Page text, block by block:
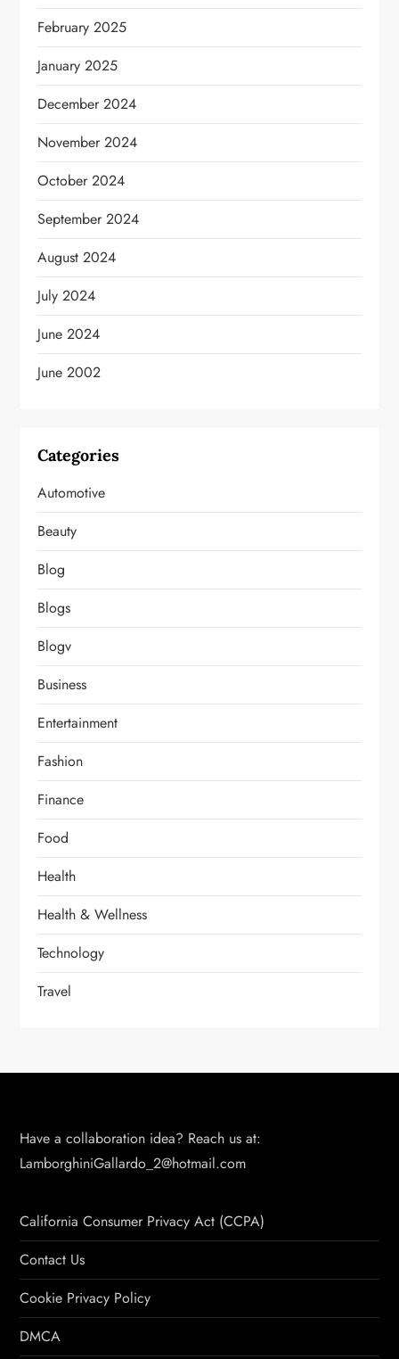
February 2025
January 2025
December 2024
November 2024
October 2024
September 2024
August 2024
July 2024
June 2024
June 2002
Categories
Automotive
Beauty
Blog
Blogs
Blogv
Business
Entertainment
Fashion
Finance
Food
Health
Health & Wellness
Technology
Travel
Have a collaboration idea? Reach us at:
LamborghiniGallardo_2@hotmail.com
California Consumer Privacy Act (CCPA)
Contact Us
Cookie Privacy Policy
DMCA